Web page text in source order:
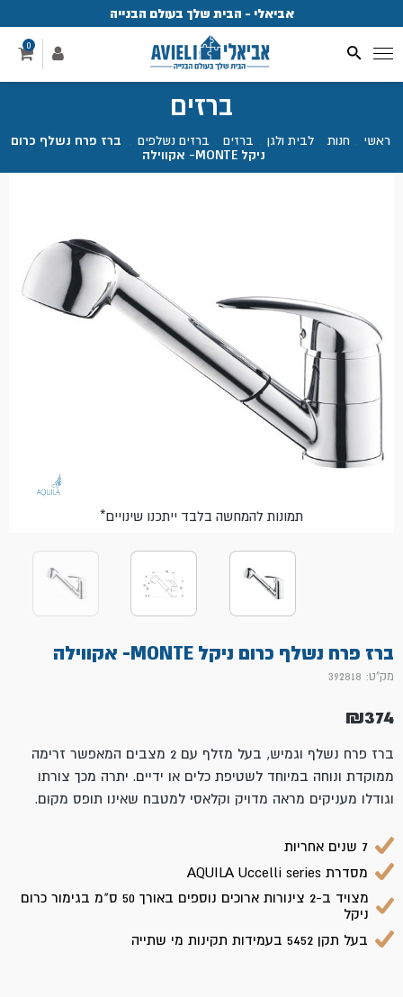
אביאלי - הבית שלך בעולם הבנייה
0
ברזים
ראשי חנות לבית ולגן ברזים ברזים נשלפים
ברז פרח נשלף כרום
ניקל MONTE- אקווילה
ברז פרח נשלף כרום ניקל MONTE- אקווילה
מק"ט: 392818
₪374
ברז פרח נשלף וגמיש, בעל מזלף עם 2 מצבים המאפשר זרימה
ממוקדת ונוחה במיוחד לשטיפת כלים או ידיים. יתרה מכך צורתו
וגודלו מעניקים מראה מדויק וקלאסי למטבח שאינו תופס מקום.
7 שנים אחריות
מסדרת AQUILA Uccelli series
מצויד ב-2 צינורות ארוכים נוספים באורך 50 ס"מ בגימור כרום
ניקל
בעל תקן 5452 בעמידות תקינות מי שתייה
*תמונות להמחשה בלבד ייתכנו שינויים